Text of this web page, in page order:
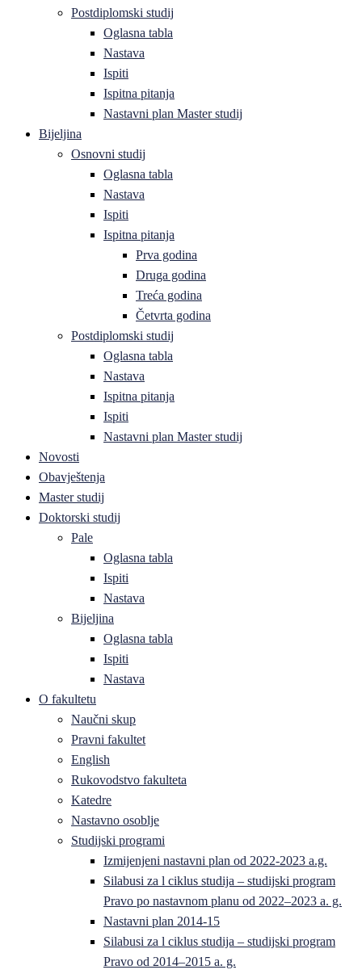
Postdiplomski studij
Oglasna tabla
Nastava
Ispiti
Ispitna pitanja
Nastavni plan Master studij
Bijeljina
Osnovni studij
Oglasna tabla
Nastava
Ispiti
Ispitna pitanja
Prva godina
Druga godina
Treća godina
Četvrta godina
Postdiplomski studij
Oglasna tabla
Nastava
Ispitna pitanja
Ispiti
Nastavni plan Master studij
Novosti
Obavještenja
Master studij
Doktorski studij
Pale
Oglasna tabla
Ispiti
Nastava
Bijeljina
Oglasna tabla
Ispiti
Nastava
O fakultetu
Naučni skup
Pravni fakultet
English
Rukovodstvo fakulteta
Katedre
Nastavno osoblje
Studijski programi
Izmijenjeni nastavni plan od 2022-2023 a.g.
Silabusi za l ciklus studija – studijski program
Pravo po nastavnom planu od 2022–2023 a. g.
Nastavni plan 2014-15
Silabusi za l ciklus studija – studijski program
Pravo od 2014–2015 a. g.